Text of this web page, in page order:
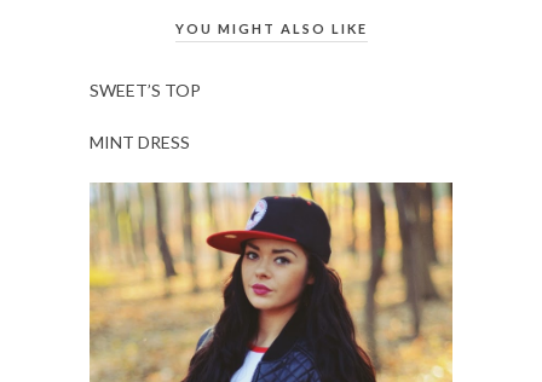
YOU MIGHT ALSO LIKE
SWEET’S TOP
MINT DRESS